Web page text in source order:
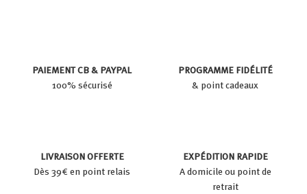
PAIEMENT CB & PAYPAL
100% sécurisé
PROGRAMME FIDÉLITÉ
& point cadeaux
LIVRAISON OFFERTE
Dès 39€ en point relais
EXPÉDITION RAPIDE
A domicile ou point de
retrait